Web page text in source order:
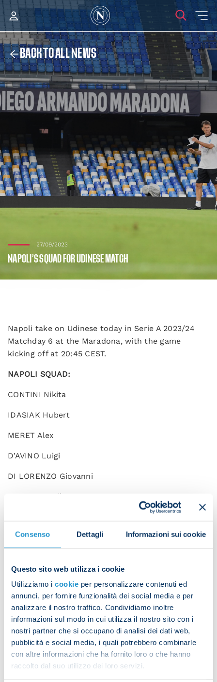
Consenso Dettagli Informazioni sui cookie
Questo sito web utilizza i cookie
Utilizziamo i cookie per personalizzare contenuti ed
annunci, per fornire funzionalità dei social media e per
analizzare il nostro traffico. Condividiamo inoltre
informazioni sul modo in cui utilizza il nostro sito con i
nostri partner che si occupano di analisi dei dati web,
pubblicità e social media, i quali potrebbero combinarle
con altre informazioni che ha fornito loro o che hanno
raccolto dal suo utilizzo dei loro servizi.
BACK TO ALL NEWS
27/09/2023
NAPOLI’S SQUAD FOR UDINESE MATCH
Napoli take on Udinese today in Serie A 2023/24
Matchday 6 at the Maradona, with the game
kicking off at 20:45 CEST.
NAPOLI SQUAD:
CONTINI Nikita
IDASIAK Hubert
MERET Alex
D’AVINO Luigi
DI LORENZO Giovanni
MARIO RUI Silva Duarte
OLIVERA Mathias
ANGUISSA Frank
CAJUSTE Jens
DEMME Diego
ELMAS Elif